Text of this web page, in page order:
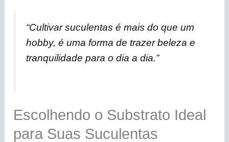
“Cultivar suculentas é mais do que um
hobby, é uma forma de trazer beleza e
tranquilidade para o dia a dia.”
Escolhendo o Substrato Ideal
para Suas Suculentas